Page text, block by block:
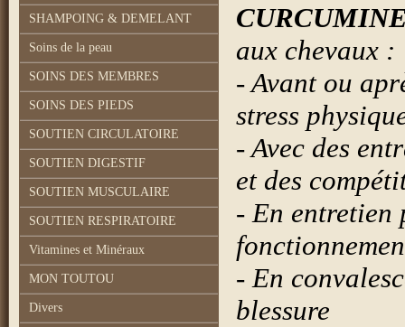
SHAMPOING & DEMELANT
Soins de la peau
SOINS DES MEMBRES
SOINS DES PIEDS
SOUTIEN CIRCULATOIRE
SOUTIEN DIGESTIF
SOUTIEN MUSCULAIRE
SOUTIEN RESPIRATOIRE
Vitamines et Minéraux
MON TOUTOU
Divers
aux chevaux :
- Avant ou
stress
- Avec des
et des
- En entretien
- En
blessure